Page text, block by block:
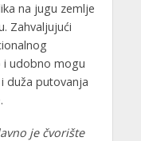
na jugu zemlje
Zahvaljujući
i udobno mogu
duža putovanja
je čvorište